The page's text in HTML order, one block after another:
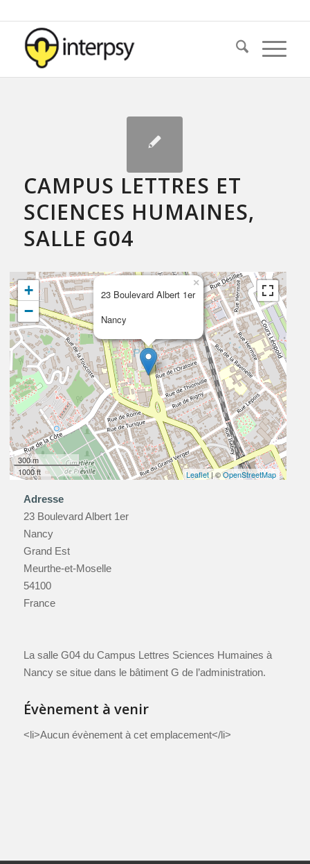
CAMPUS LETTRES ET
SCIENCES HUMAINES,
SALLE G04
23 Boulevard Albert 1er
Nancy
×
+
−
300 m
1000 ft
Leaflet| ©OpenStreetMap
Adresse
23 Boulevard Albert 1er
Nancy
Grand Est
Meurthe-et-Moselle
54100
France
La salle G04 du Campus Lettres Sciences Humaines à
Nancy se situe dans le bâtiment G de l’administration.
Évènement à venir
<li>Aucun évènement à cet emplacement</li>